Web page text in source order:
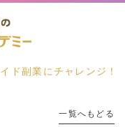
ド副業にチャレンジ！
一覧へもどる